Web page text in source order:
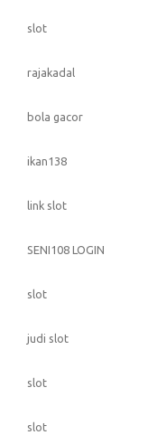
slot
rajakadal
bola gacor
ikan138
link slot
SENI108 LOGIN
slot
judi slot
slot
slot